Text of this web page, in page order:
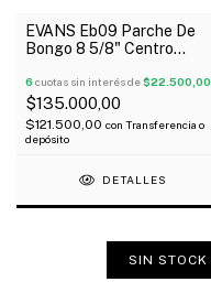
EVANS Eb09 Parche De
Bongo 8 5/8" Centro
6 cuotas sin interés de$22.500,00
$135.000,00
$121.500,00 con Transferencia o
depósito
DETALLES
SIN STOCK